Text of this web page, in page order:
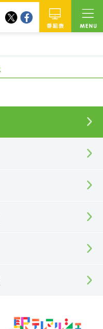
twitterfacebook